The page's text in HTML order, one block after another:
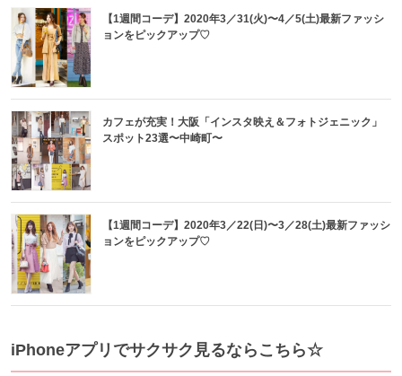
【1週間コーデ】2020年3／31(火)〜4／5(土)最新ファッシ
ョンをピックアップ♡
カフェが充実！大阪「インスタ映え＆フォトジェニック」
スポット23選〜中崎町〜
【1週間コーデ】2020年3／22(日)〜3／28(土)最新ファッシ
ョンをピックアップ♡
iPhoneアプリでサクサク見るならこちら☆